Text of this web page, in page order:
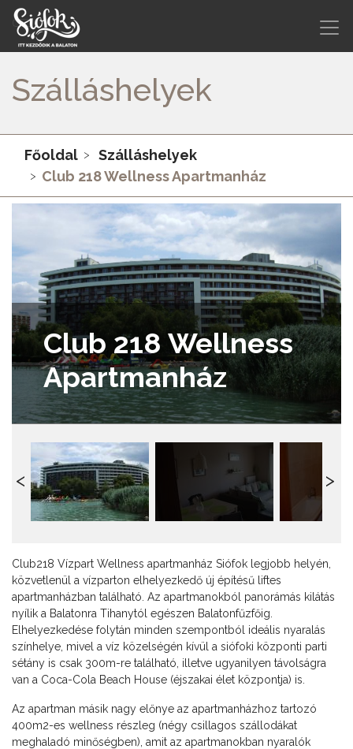
Szálláshelyek
Főoldal
Szálláshelyek
Club 218 Wellness Apartmanház
Club 218 Wellness
Apartmanház
Club218 Vízpart Wellness apartmanház Siófok legjobb helyén,
közvetlenül a vízparton elhelyezkedő új építésű liftes
apartmanházban található. Az apartmanokból panorámás kilátás
nyílik a Balatonra Tihanytól egészen Balatonfűzfőig.
Elhelyezkedése folytán minden szempontból ideális nyaralás
színhelye, mivel a víz közelségén kívül a siófoki központi parti
sétány is csak 300m-re található, illetve ugyanilyen távolságra
van a Coca-Cola Beach House (éjszakai élet központja) is.
Az apartman másik nagy előnye az apartmanházhoz tartozó
400m2-es wellness részleg (négy csillagos szállodákat
meghaladó minőségben), amit az apartmanokban nyaralók